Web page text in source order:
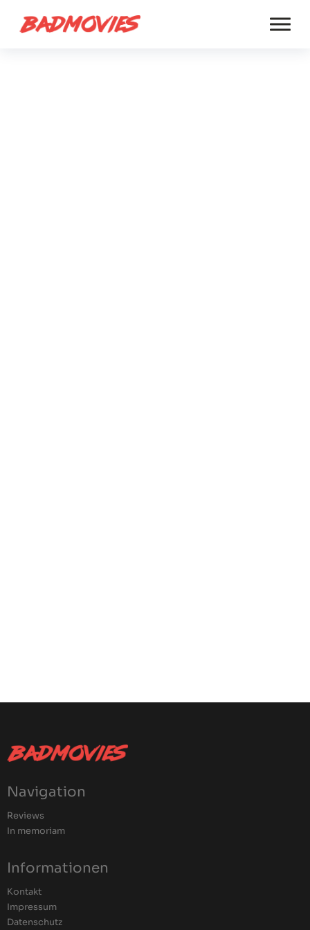
Navigation
Reviews
In memoriam
Informationen
Kontakt
Impressum
Datenschutz